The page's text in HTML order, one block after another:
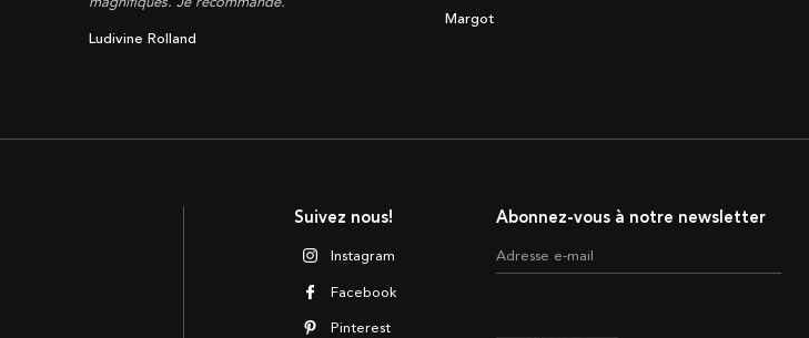
Ludivine Rolland
Margot
Abonnez-vous à notre newsletter
Adresse e-mail
Suivez nous!
Instagram
Facebook
Pinterest